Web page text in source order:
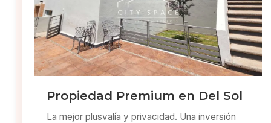
Propiedad Premium en Del Sol
La mejor plusvalía y privacidad. Una inversión